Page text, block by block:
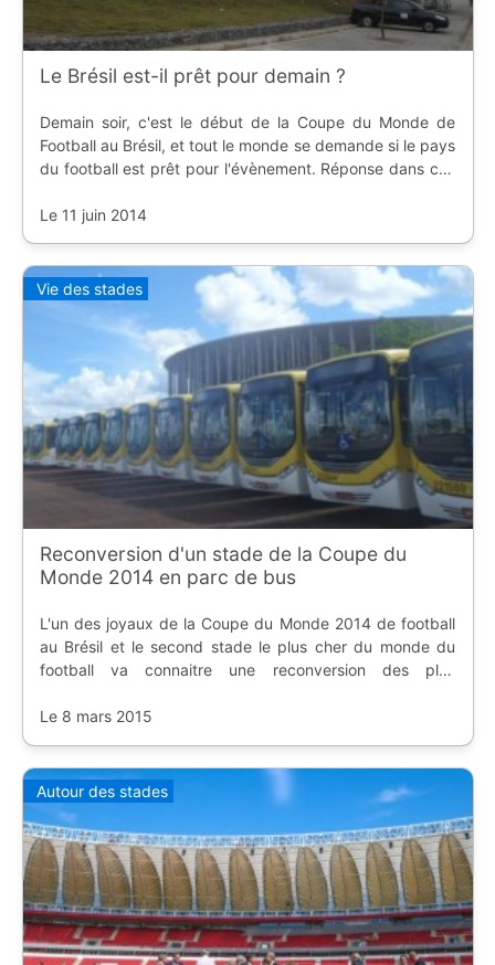
Le Brésil est-il prêt pour demain ?
Demain soir, c'est le début de la Coupe du Monde de
Football au Brésil, et tout le monde se demande si le pays
du football est prêt pour l'évènement. Réponse dans ces
Le 11 juin 2014
Vie des stades
Reconversion d'un stade de la Coupe du
Monde 2014 en parc de bus
L'un des joyaux de la Coupe du Monde 2014 de football
au Brésil et le second stade le plus cher du monde du
football va connaitre une reconversion des plus
Le 8 mars 2015
Autour des stades